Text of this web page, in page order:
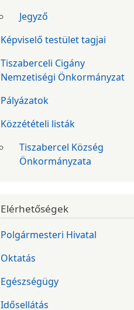
Jegyző
Képviselő testület tagjai
Tiszaberceli Cigány
Nemzetiségi Önkormányzat
Pályázatok
Közzétételi listák
Tiszabercel Község
Önkormányzata
Elérhetőségek
Polgármesteri Hivatal
Oktatás
Egészségügy
Idősellátás